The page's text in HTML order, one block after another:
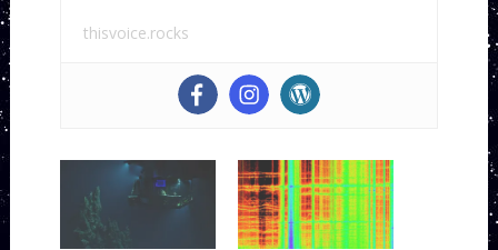
thisvoice.rocks